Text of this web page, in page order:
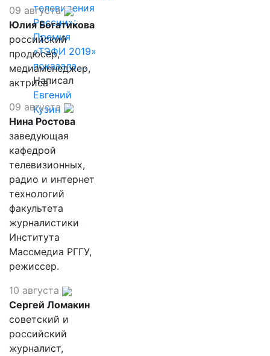
телевидения
России»:
Премия
«ТЭФИ 2019»
показала,…
Написал
Евгений
Кузин
09 августа
Юлия Богатикова
российский
продюсер,
медиаменеджер,
актриса
09 августа
Нина Ростова
заведующая
кафедрой
телевизионных,
радио и интернет
технологий
факультета
журналистики
Института
Массмедиа РГГУ,
режиссер.
10 августа
Сергей Ломакин
советский и
российский
журналист,